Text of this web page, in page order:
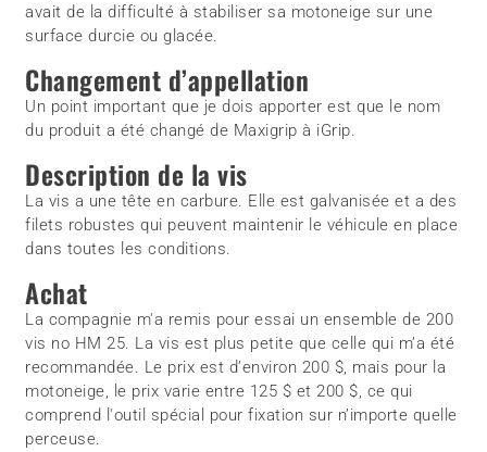
avait de la difficulté à stabiliser sa motoneige sur une
surface durcie ou glacée.
Changement d’appellation
Un point important que je dois apporter est que le nom
du produit a été changé de Maxigrip à iGrip.
Description de la vis
La vis a une tête en carbure. Elle est galvanisée et a des
filets robustes qui peuvent maintenir le véhicule en place
dans toutes les conditions.
Achat
La compagnie m'a remis pour essai un ensemble de 200
vis no HM 25. La vis est plus petite que celle qui m’a été
recommandée. Le prix est d’environ 200 $, mais pour la
motoneige, le prix varie entre 125 $ et 200 $, ce qui
comprend l'outil spécial pour fixation sur n’importe quelle
perceuse.